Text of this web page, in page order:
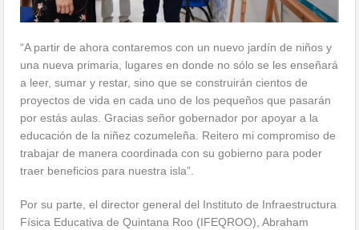
“A partir de ahora contaremos con un nuevo jardín de niños y
una nueva primaria, lugares en donde no sólo se les enseñará
a leer, sumar y restar, sino que se construirán cientos de
proyectos de vida en cada uno de los pequeños que pasarán
por estás aulas. Gracias señor gobernador por apoyar a la
educación de la niñez cozumeleña. Reitero mi compromiso de
trabajar de manera coordinada con su gobierno para poder
traer beneficios para nuestra isla”.
Por su parte, el director general del Instituto de Infraestructura
Física Educativa de Quintana Roo (IFEQROO), Abraham